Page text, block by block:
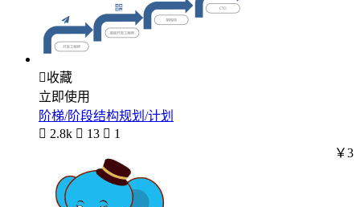
收藏
立即使用
阶梯/阶段结构规划/计划
 2.8k  13  1
￥3